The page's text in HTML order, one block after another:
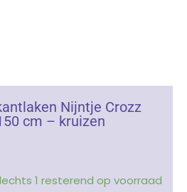
Nijntje Crozz
cm – kruizen
1 resterend op voorraad